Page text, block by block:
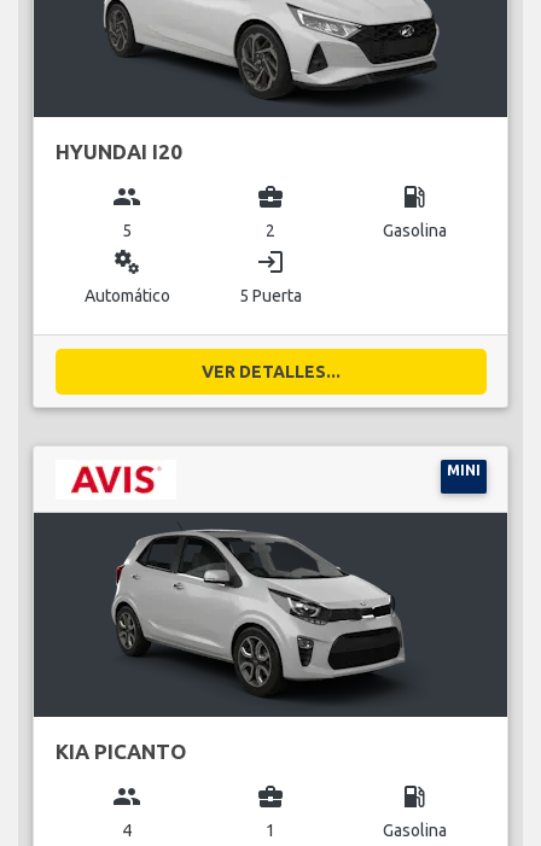
HYUNDAI I20
group
5
business_center
2
local_gas_station
Gasolina
miscellaneous_services
Automático
login
5 Puerta
VER DETALLES...
MINI
KIA PICANTO
group
4
business_center
1
local_gas_station
Gasolina